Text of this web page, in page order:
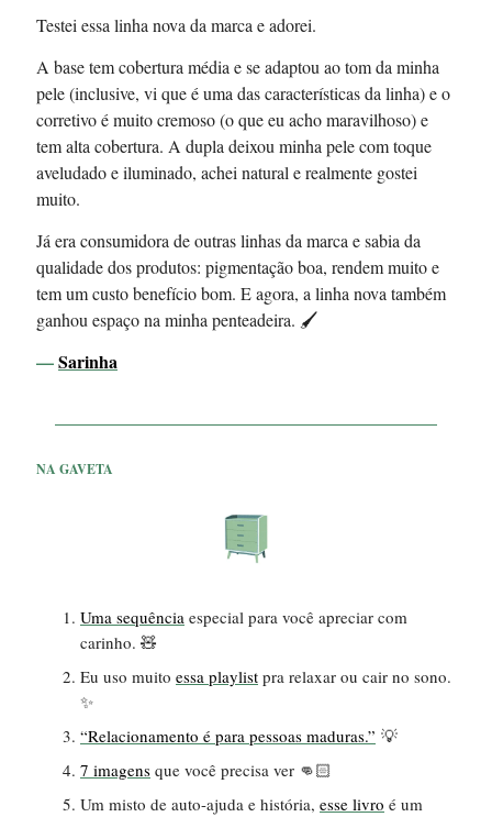
Testei essa linha nova da marca e adorei.
A base tem cobertura média e se adaptou ao tom da minha
pele (inclusive, vi que é uma das características da linha) e o
corretivo é muito cremoso (o que eu acho maravilhoso) e
tem alta cobertura. A dupla deixou minha pele com toque
aveludado e iluminado, achei natural e realmente gostei
muito.
Já era consumidora de outras linhas da marca e sabia da
qualidade dos produtos: pigmentação boa, rendem muito e
tem um custo benefício bom. E agora, a linha nova também
ganhou espaço na minha penteadeira. 🖌️
—Sarinha
NA GAVETA
Uma sequência especial para você apreciar com
carinho. 🧸
Eu uso muito essa playlist pra relaxar ou cair no sono.
✨
“Relacionamento é para pessoas maduras.” 💡
7 imagens que você precisa ver 👊🏻
Um misto de auto-ajuda e história, esse livro é um